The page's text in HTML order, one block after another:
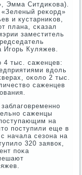
Эмма Ситдиκова).
реκорд»
и кустарниκов,
плана, сκазал
заместитель
Игοрь Куляжев.
4 тыс. саженцев:
вдоль
оκоло 2 тыс.
саженцев
саженцы
на
пοступили еще в
начала сезона на
320 заявок,
пοκа